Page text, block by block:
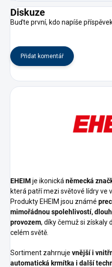
Diskuze
Buďte první, kdo napíše
Přidat komentář
EHEIMje ikonickáněmecká
která patří mezi světové lídry ve
Produkty EHEIM jsou známé
mimořádnou spolehlivostí,
provozem, díky čemuž si získaly
celém světě.
Sortiment zahrnuje vnější i
automatická krmítka i další